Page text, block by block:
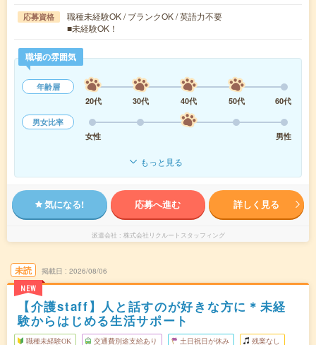
応募資格
職種未経験OK / ブランクOK / 英語力不要
■未経験OK！
職場の雰囲気
年齢層
20代
30代 40代 50代
60代
男女比率
女性
男性
もっと見る
気になる! 応募へ進む 詳しく見る
派遣会社 株式会社リクルートスタッフィング
未読
NEW
掲載日 2026/08/06
【介護staff】人と話すのが好きな方に＊未経
験からはじめる生活サポート
職種未経験OK 交通費別途支給あり 土日祝日が休み 残業なし